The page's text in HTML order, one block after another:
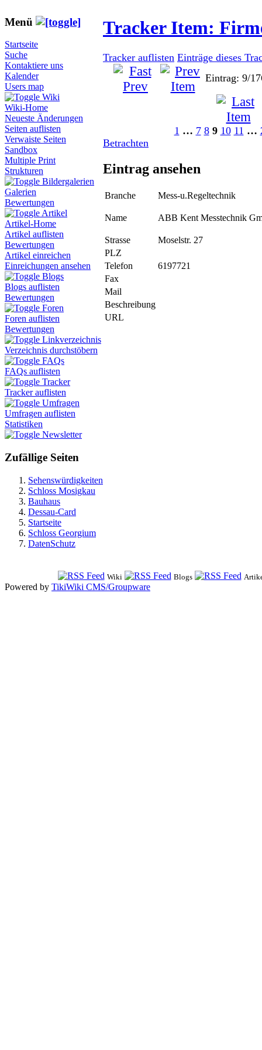
Menü
Startseite
Suche
Kontaktiere uns
Kalender
Users map
Wiki
Wiki-Home
Neueste Änderungen
Seiten auflisten
Verwaiste Seiten
Sandbox
Multiple Print
Strukturen
Bildergalerien
Galerien
Bewertungen
Artikel
Artikel-Home
Artikel auflisten
Bewertungen
Artikel einreichen
Einreichungen ansehen
Blogs
Blogs auflisten
Bewertungen
Foren
Foren auflisten
Bewertungen
Linkverzeichnis
Verzeichnis durchstöbern
FAQs
FAQs auflisten
Tracker
Tracker auflisten
Umfragen
Umfragen auflisten
Statistiken
Newsletter
Zufällige Seiten
Sehenswürdigkeiten
Schloss Mosigkau
Bauhaus
Dessau-Card
Startseite
Schloss Georgium
DatenSchutz
Tracker Item:
Tracker auflisten Einträge dieses
Eintrag: 9/
1 … 7 8 9 10 11 …
Betrachten
Eintrag ansehen
Branche Mess-u.Regeltechnik
Name ABB Kent Messtechnik
Strasse
Moselstr. 27
PLZ
Telefon
6197721
Fax
Mail
Beschreibung
URL
Wiki Blogs
Powered by TikiWiki CMS/Groupware